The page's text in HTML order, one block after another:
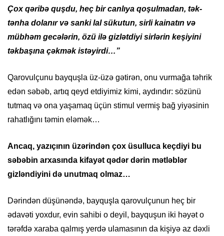
Çox qəribə quşdu, heç bir canlıya qoşulmadan, tək-
tənha dolanır və sanki lal sükutun, sirli kainatın və
mübhəm gecələrin, özü ilə gizlətdiyi sirlərin keşiyini
təkbaşına çəkmək istəyirdi…”
Qarovulçunu bayquşla üz-üzə gətirən, onu vurmağa təhrik
edən səbəb, artıq qeyd etdiyimiz kimi, aydındır: sözünü
tutmaq və ona yaşamaq üçün stimul vermiş bağ yiyəsinin
rahatlığını təmin eləmək…
Ancaq, yazıçının üzərindən çox üsulluca keçdiyi bu
səbəbin arxasında kifayət qədər dərin mətləblər
gizləndiyini də unutmaq olmaz…
Dərindən düşünəndə, bayquşla qarovulçunun heç bir
ədavəti yoxdur, evin sahibi o deyil, bayquşun iki həyət o
tərəfdə xaraba qalmış yerdə ulamasının da kişiyə az dəxli